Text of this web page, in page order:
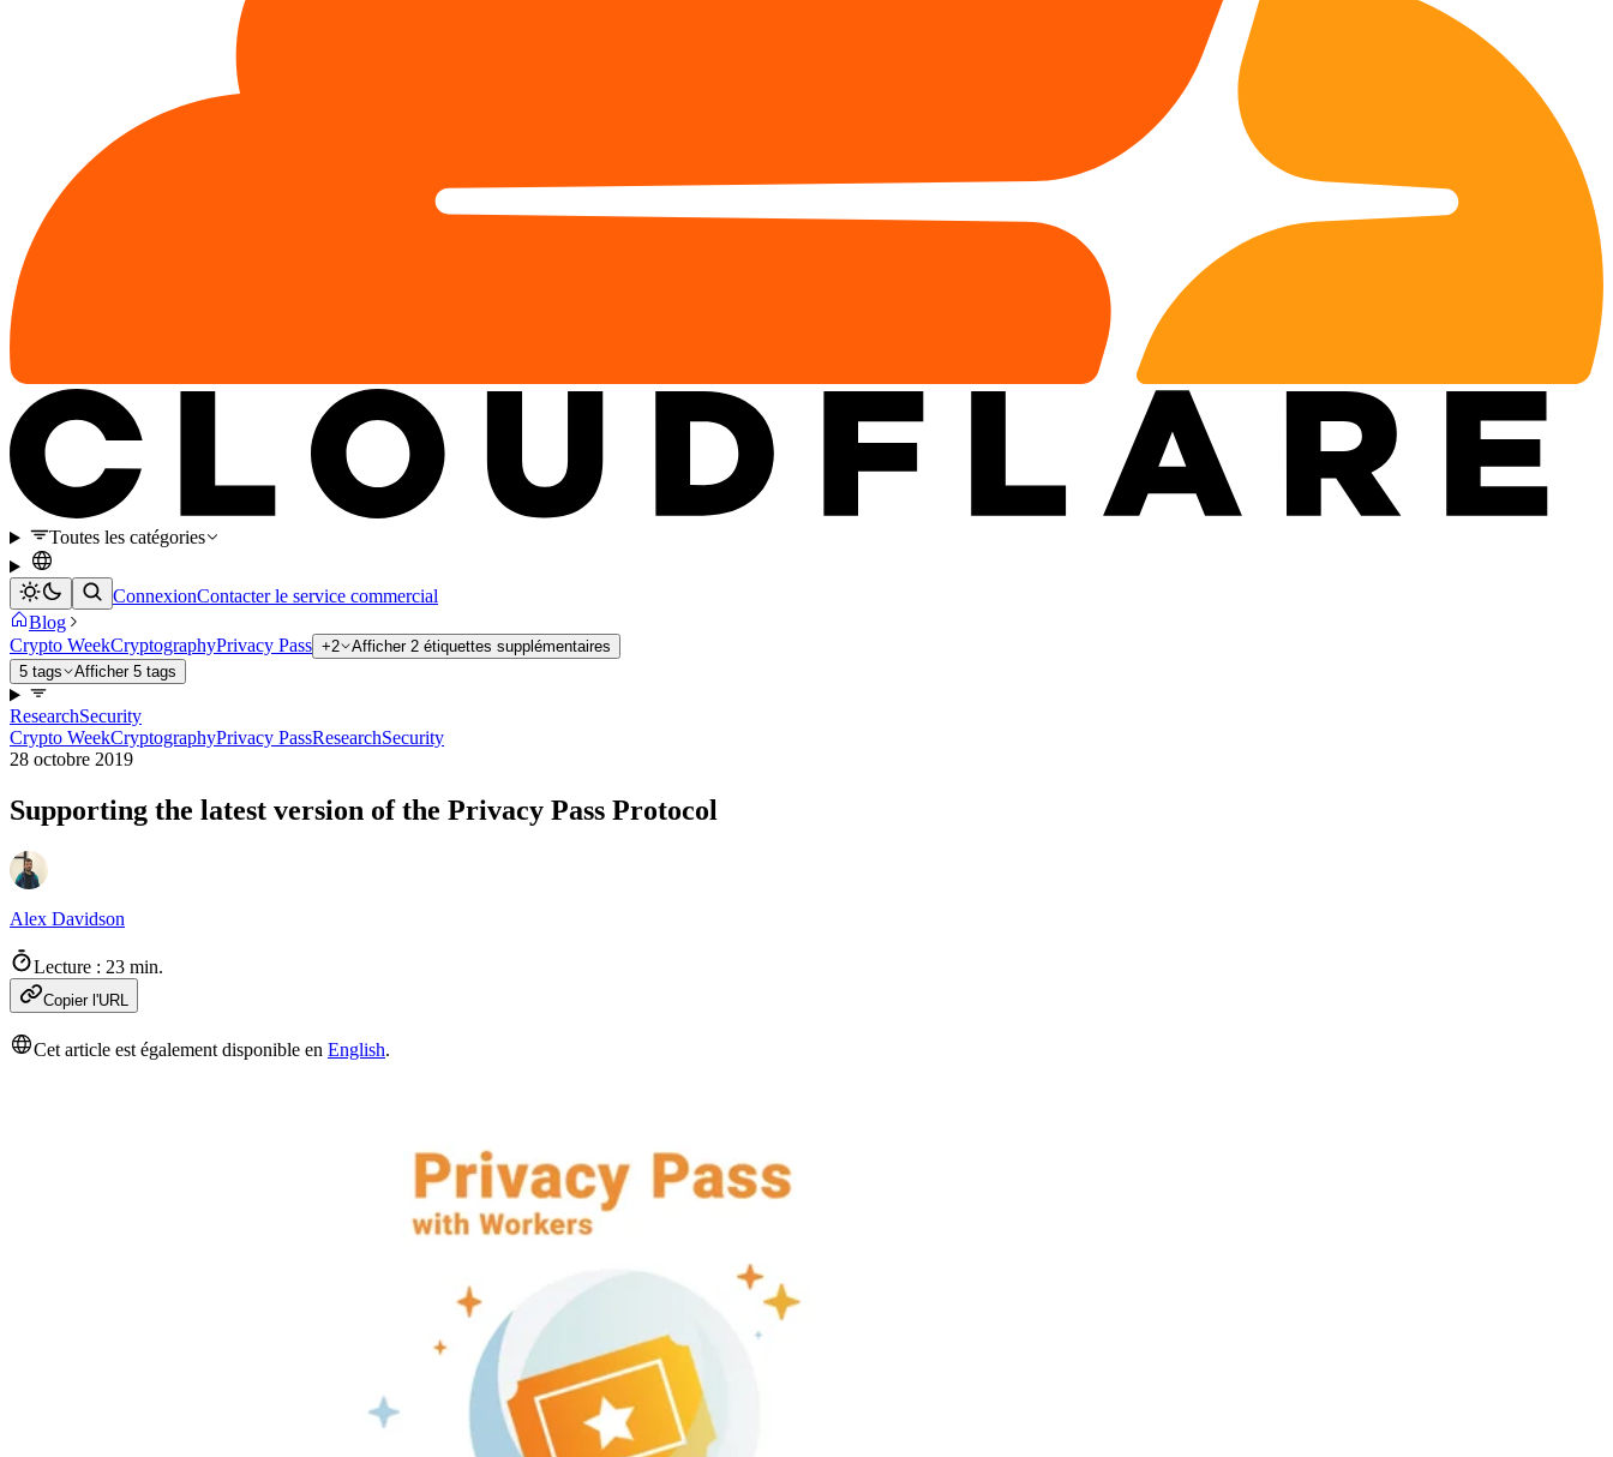
Toutes les catégories
ConnexionContacter le service commercial
Blog
Crypto WeekCryptographyPrivacy Pass +2
Afficher 2 étiquettes supplémentaires
5 tags
Afficher 5 tags
ResearchSecurity
Crypto WeekCryptographyPrivacy PassResearchSecurity
28 octobre 2019
Supporting the latest version of the Privacy Pass Protocol
Alex Davidson
Lecture : 23 min.
Copier l'URL
Cet article est également disponible en English.